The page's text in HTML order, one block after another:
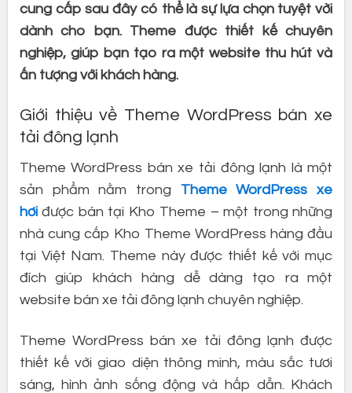
cung cấp sau đây có thể là sự lựa chọn tuyệt vời
dành cho bạn. Theme được thiết kế chuyên
nghiệp, giúp bạn tạo ra một website thu hút và
ấn tượng với khách hàng.
Giới thiệu về Theme WordPress bán xe
tải đông lạnh
Theme WordPress bán xe tải đông lạnh là một
sản phẩm nằm trong Theme WordPress xe
hơi được bán tại Kho Theme – một trong những
nhà cung cấp Kho Theme WordPress hàng đầu
tại Việt Nam. Theme này được thiết kế với mục
đích giúp khách hàng dễ dàng tạo ra một
website bán xe tải đông lạnh chuyên nghiệp.
Theme WordPress bán xe tải đông lạnh được
thiết kế với giao diện thông minh, màu sắc tươi
sáng, hình ảnh sống động và hấp dẫn. Khách